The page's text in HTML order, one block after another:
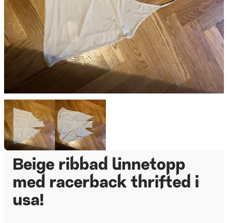
Beige ribbad linnetopp
med racerback thrifted i
usa!